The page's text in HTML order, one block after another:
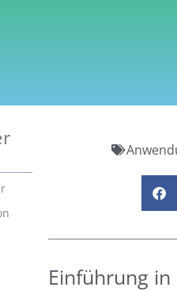
Einführung in